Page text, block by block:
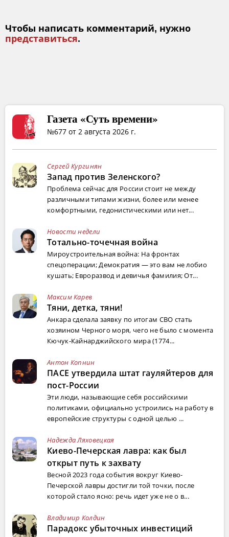
Чтобы написать комментарий, нужно
представиться.
Газета «Суть времени»
№677 от 2 августа 2026 г.
Сергей Кургинян
Запад против Зеленского?
Проблема сейчас для России стоит не между
различными типами жизни, более или менее
комфортными, гедонистическими или нет...
Новости недели
Тотально-точечная война
Мироустроительная война: На фронтах
спецоперации; Демократия — это вам не лобио
кушать; Евроразвод и девичья фамилия; От...
Максим Карев
Тяни, детка, тяни!
Анкара сделала заявку по итогам СВО стать
хозяином Черного моря, чего не было с момента
Кючук-Кайнарджийского мира (1774...
Антон Копнин
ПАСЕ утвердила штат гауляйтеров для
пост-России
Эти люди, называющие себя российскими
политиками, официально устроились на работу в
европейские структуры с одной целью ...
Надежда Ляховецкая
Киево-Печерская лавра: как был
открыт путь к захвату
Весной 2023 года события вокруг Киево-
Печерской лавры достигли той точки, после
которой стало ясно: речь идет уже не о в...
Владимир Колдин
Парадокс убыточных инвестиций